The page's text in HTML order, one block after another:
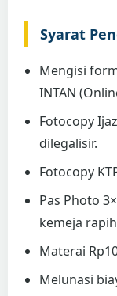
Syarat
Mengisi
INTAN
Fotocopy
dilegalisir.
Fotocopy
Pas Photo
kemeja
Materai
Melunasi